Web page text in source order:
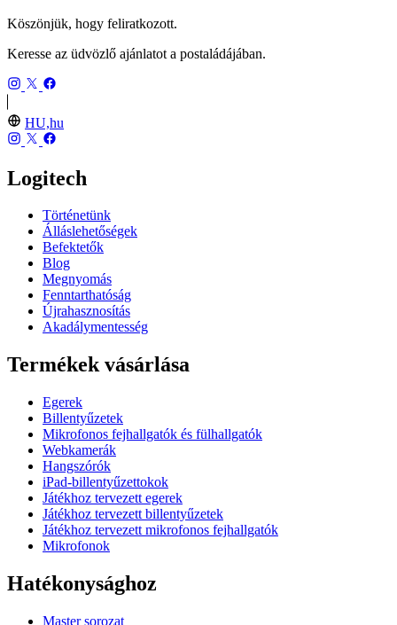
Köszönjük, hogy feliratkozott.
Keresse az üdvözlő ajánlatot a postaládájában.
HU,hu
Logitech
Történetünk
Álláslehetőségek
Befektetők
Blog
Megnyomás
Fenntarthatóság
Újrahasznosítás
Akadálymentesség
Termékek vásárlása
Egerek
Billentyűzetek
Mikrofonos fejhallgatók és fülhallgatók
Webkamerák
Hangszórók
iPad-billentyűzettokok
Játékhoz tervezett egerek
Játékhoz tervezett billentyűzetek
Játékhoz tervezett mikrofonos fejhallgatók
Mikrofonok
Hatékonysághoz
Master sorozat